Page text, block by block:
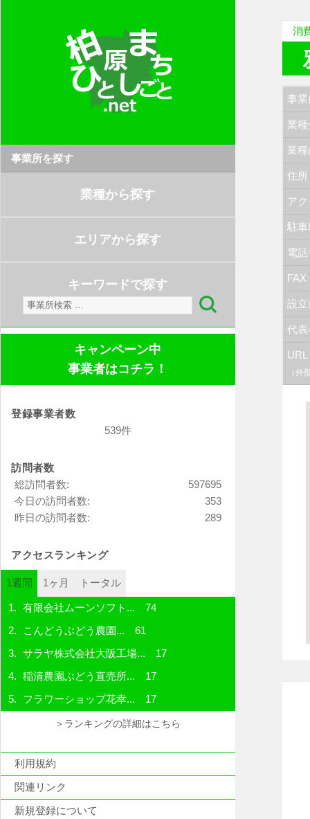
事業所を探す
業種から探す
エリアから探す
キーワードで探す
検
索:
キャンペーン中
事業者はコチラ！
登録事業者数
539件
訪問者数
597695
総訪問者数:
353
今日の訪問者数:
289
昨日の訪問者数:
アクセスランキング
1週間 1ヶ月 トータル
有限会社ムーンソフト... 74
こんどうぶどう農園... 61
サラヤ株式会社大阪工場... 17
稲清農園ぶどう直売所... 17
フラワーショップ花幸... 17
＞ランキングの詳細はこちら
利用規約
関連リンク
新規登録について
消
事業
業
業
住所
ア
駐車
電
FAX
設立
代
URL
（外